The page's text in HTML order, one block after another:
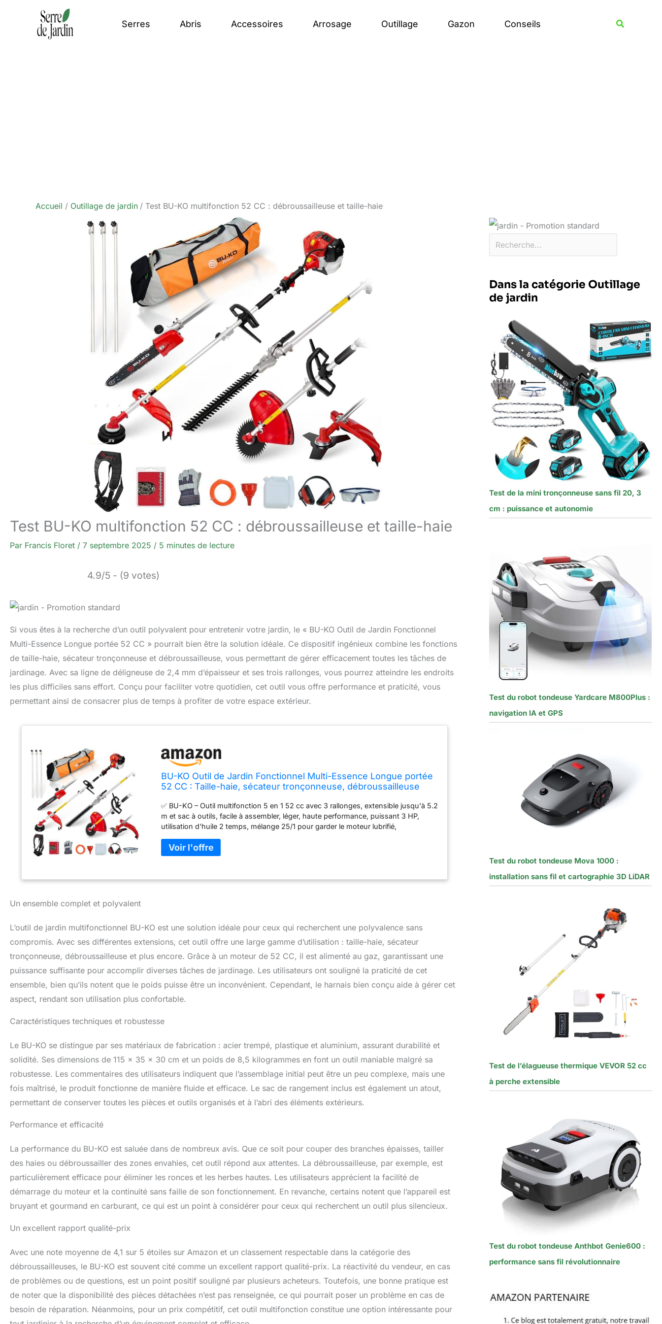
Serres Abris Accessoires Arrosage Outillage Gazon Conseils
Accueil Outillage de jardin Test BU-KO multifonction 52 CC : débroussailleuse et taille-haie
Test BU-KO multifonction 52 CC : débroussailleuse et taille-haie
Par Francis Floret / 7 septembre 2025 / 5 minutes de lecture
4.9/5 - (9 votes)
Si vous êtes à la recherche d’un outil polyvalent pour entretenir votre jardin, le « BU-KO Outil de Jardin Fonctionnel
Multi-Essence Longue portée 52 CC » pourrait bien être la solution idéale. Ce dispositif ingénieux combine les fonctions
de taille-haie, sécateur tronçonneuse et débroussailleuse, vous permettant de gérer efficacement toutes les tâches de
jardinage. Avec sa ligne de déligneuse de 2,4 mm d’épaisseur et ses trois rallonges, vous pourrez atteindre les endroits
les plus difficiles sans effort. Conçu pour faciliter votre quotidien, cet outil vous offre performance et praticité, vous
permettant ainsi de consacrer plus de temps à profiter de votre espace extérieur.
BU-KO Outil de Jardin Fonctionnel Multi-Essence Longue portée
52 CC : Taille-haie, sécateur tronçonneuse, débroussailleuse
Sac à Outils
✅ BU-KO – Outil multifonction 5 en 1 52 cc avec 3 rallonges, extensible jusqu'à 5.2
m et sac à outils, facile à assembler, léger, haute performance, puissant 3 HP,
utilisation d'huile 2 temps, mélange 25/1 pour garder le moteur lubrifié,
Accessoires : fixation de débroussailleuse avec têtes de débroussailleuse (tête de
débroussailleuse à 4 lignes, lame de débroussailleuse à 3 dents, lame de
pour taille-haies et manche d'extension de 1 m ✅ Idéal pour l'aménagement
KO offre à tous ceux qui achètent un service client en direct 7 jours par semaine.
Nous possédons une gamme complète de pièces de rechange ainsi qu'un centre
résoudre les problèmes que vous pouvez rencontrer par le téléphone. ✅Veuillez
lire la description ci-dessous pour les spécifications sur chacune des pièces
jointes
Un ensemble complet et polyvalent
L’outil de jardin multifonctionnel BU-KO est une solution idéale pour ceux qui recherchent une polyvalence sans
compromis. Avec ses différentes extensions, cet outil offre une large gamme d’utilisation : taille-haie, sécateur
tronçonneuse, débroussailleuse et plus encore. Grâce à un moteur de 52 CC, il est alimenté au gaz, garantissant une
puissance suffisante pour accomplir diverses tâches de jardinage. Les utilisateurs ont souligné la praticité de cet
ensemble, bien qu’ils notent que le poids puisse être un inconvénient. Cependant, le harnais bien conçu aide à gérer cet
aspect, rendant son utilisation plus confortable.
Caractéristiques techniques et robustesse
Le BU-KO se distingue par ses matériaux de fabrication : acier trempé, plastique et aluminium, assurant durabilité et
solidité. Ses dimensions de 115 x 35 x 30 cm et un poids de 8,5 kilogrammes en font un outil maniable malgré sa
robustesse. Les commentaires des utilisateurs indiquent que l’assemblage initial peut être un peu complexe, mais une
fois maîtrisé, le produit fonctionne de manière fluide et efficace. Le sac de rangement inclus est également un atout,
permettant de conserver toutes les pièces et outils organisés et à l’abri des éléments extérieurs.
Performance et efficacité
La performance du BU-KO est saluée dans de nombreux avis. Que ce soit pour couper des branches épaisses, tailler
des haies ou débroussailler des zones envahies, cet outil répond aux attentes. La débroussailleuse, par exemple, est
particulièrement efficace pour éliminer les ronces et les herbes hautes. Les utilisateurs apprécient la facilité de
démarrage du moteur et la continuité sans faille de son fonctionnement. En revanche, certains notent que l’appareil est
bruyant et gourmand en carburant, ce qui est un point à considérer pour ceux qui recherchent un outil plus silencieux.
Un excellent rapport qualité-prix
Avec une note moyenne de 4,1 sur 5 étoiles sur Amazon et un classement respectable dans la catégorie des
débroussailleuses, le BU-KO est souvent cité comme un excellent rapport qualité-prix. La réactivité du vendeur, en cas
de problèmes ou de questions, est un point positif souligné par plusieurs acheteurs. Toutefois, une bonne pratique est
de noter que la disponibilité des pièces détachées n’est pas renseignée, ce qui pourrait poser un problème en cas de
besoin de réparation. Néanmoins, pour un prix compétitif, cet outil multifonction constitue une option intéressante pour
Dans la catégorie Outillage
de jardin
Test de la mini tronçonneuse sans fil 20, 3
cm : puissance et autonomie
Test du robot tondeuse Yardcare M800Plus :
navigation IA et GPS
Test du robot tondeuse Mova 1000 :
installation sans fil et cartographie 3D LiDAR
Test de l’élagueuse thermique VEVOR 52 cc
à perche extensible
Test du robot tondeuse Anthbot Genie600 :
performance sans fil révolutionnaire